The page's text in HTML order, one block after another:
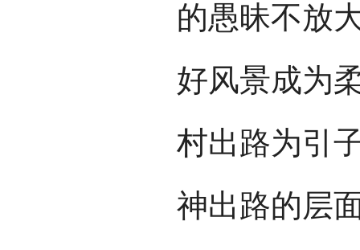
的愚昧不放
好风景成为
村出路为引
神出路的层